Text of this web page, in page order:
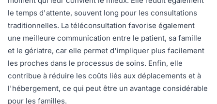
le temps d'attente, souvent long pour les consultations
traditionnelles. La téléconsultation favorise également
une meilleure communication entre le patient, sa famille
et le gériatre, car elle permet d'impliquer plus facilement
les proches dans le processus de soins. Enfin, elle
contribue à réduire les coûts liés aux déplacements et à
l'hébergement, ce qui peut être un avantage considérable
pour les familles.